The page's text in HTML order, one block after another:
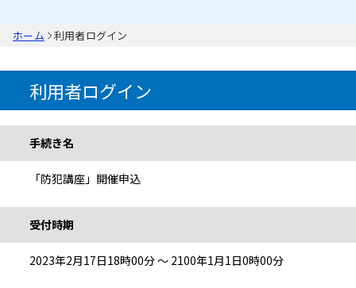
ホーム 利用者ログイン
利用者ログイン
手続き名
「防犯講座」開催申込
受付時期
2023年2月17日18時00分 ～ 2100年1月1日0時00分